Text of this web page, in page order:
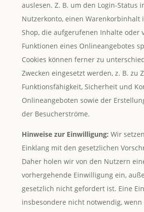
auslesen. Z. B. um den Login-Status
Nutzerkonto, einen Warenkorbinhalt
Shop, die aufgerufenen Inhalte oder
Funktionen eines Onlineangebotes
Cookies können ferner zu
Zwecken eingesetzt werden, z. B. zu
Funktionsfähigkeit, Sicherheit und
Onlineangeboten sowie der
der Besucherströme.
Hinweise zur Einwilligung: Wir
Einklang mit den gesetzlichen
Daher holen wir von den Nutzern
vorhergehende Einwilligung ein,
gesetzlich nicht gefordert ist. Eine
insbesondere nicht notwendig, wenn